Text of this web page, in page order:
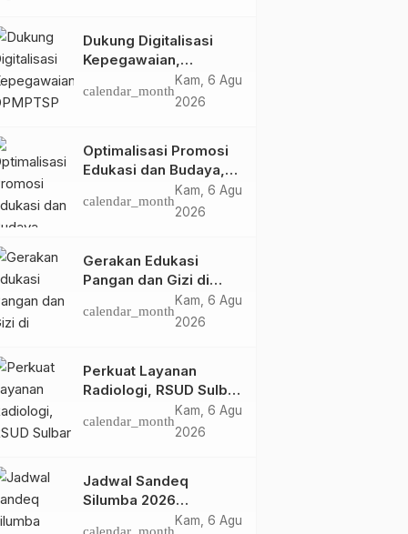
Dukung Digitalisasi
Kepegawaian,
DPMPTSP Sulbar Siap
Terapkan Aplikasi
calendar_month
Kam, 6 Agu
2026
Optimalisasi Promosi
Edukasi dan Budaya,
Anjungan Provinsi
Sulawesi Barat Perkuat
TMII
calendar_month
Kam, 6 Agu
2026
Gerakan Edukasi
Pangan dan Gizi di
Mamasa: Tingkatkan
Pengetahuan dan
calendar_month
Kam, 6 Agu
2026
Perkuat Layanan
Radiologi, RSUD Sulbar
Sambut Kembali dr. Iis
Imelda, Sp.Rad
calendar_month
Kam, 6 Agu
2026
Jadwal Sandeq
Silumba 2026
Kam, 6 Agu